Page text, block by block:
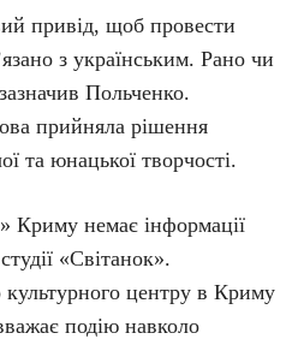
привід, щоб провести
з українським. Рано чи
Польченко.
прийняла рішення
та юнацької творчості.
Криму немає інформації
«Світанок».
культурного центру в Криму
подію навколо